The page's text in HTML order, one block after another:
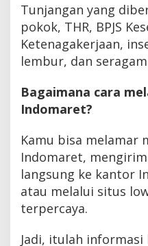
Tunjangan yang
pokok, THR, BPJS
Ketenagakerjaan,
lembur, dan
Bagaimana cara
Indomaret?
Kamu bisa melamar
Indomaret,
langsung ke kantor
atau melalui situs
terpercaya.
Jadi, itulah